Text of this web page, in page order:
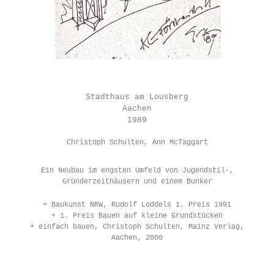
Stadthaus am Lousberg
Aachen
1989
Christoph Schulten, Ann McTaggart
Ein Neubau im engsten Umfeld von Jugendstil-,
Gründerzeithäusern und einem Bunker
+ Baukunst NRW, Rudolf Loddels 1. Preis 1991
+ 1. Preis Bauen auf kleine Grundstücken
+ einfach bauen, Christoph Schulten, Mainz Verlag,
Aachen, 2000